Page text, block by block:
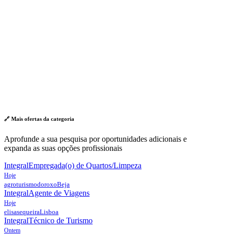
🔗 Mais ofertas da categoria
Aprofunde a sua pesquisa por oportunidades adicionais e
expanda as suas opções profissionais
IntegralEmpregada(o) de Quartos/Limpeza
Hoje
agroturismodoroxoBeja
IntegralAgente de Viagens
Hoje
elisasequeiraLisboa
IntegralTécnico de Turismo
Ontem